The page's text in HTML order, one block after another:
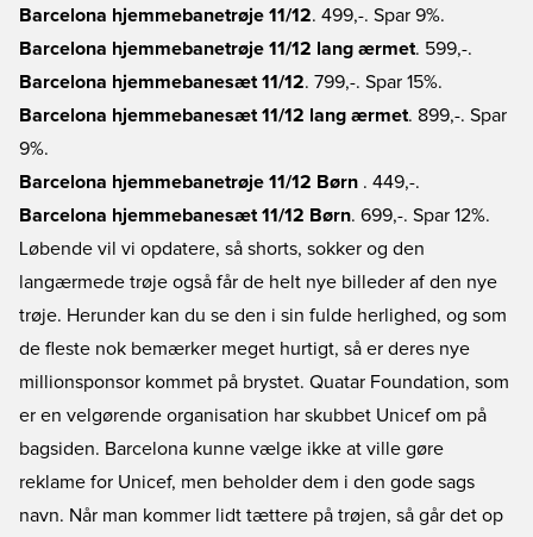
Barcelona hjemmebanetrøje 11/12. 499,-. Spar 9%.
Barcelona hjemmebanetrøje 11/12 lang ærmet. 599,-.
Barcelona hjemmebanesæt 11/12. 799,-. Spar 15%.
Barcelona hjemmebanesæt 11/12 lang ærmet. 899,-. Spar
9%.
Barcelona hjemmebanetrøje 11/12 Børn . 449,-.
Barcelona hjemmebanesæt 11/12 Børn. 699,-. Spar 12%.
Løbende vil vi opdatere, så shorts, sokker og den
langærmede trøje også får de helt nye billeder af den nye
trøje. Herunder kan du se den i sin fulde herlighed, og som
de fleste nok bemærker meget hurtigt, så er deres nye
millionsponsor kommet på brystet. Quatar Foundation, som
er en velgørende organisation har skubbet Unicef om på
bagsiden. Barcelona kunne vælge ikke at ville gøre
reklame for Unicef, men beholder dem i den gode sags
navn. Når man kommer lidt tættere på trøjen, så går det op